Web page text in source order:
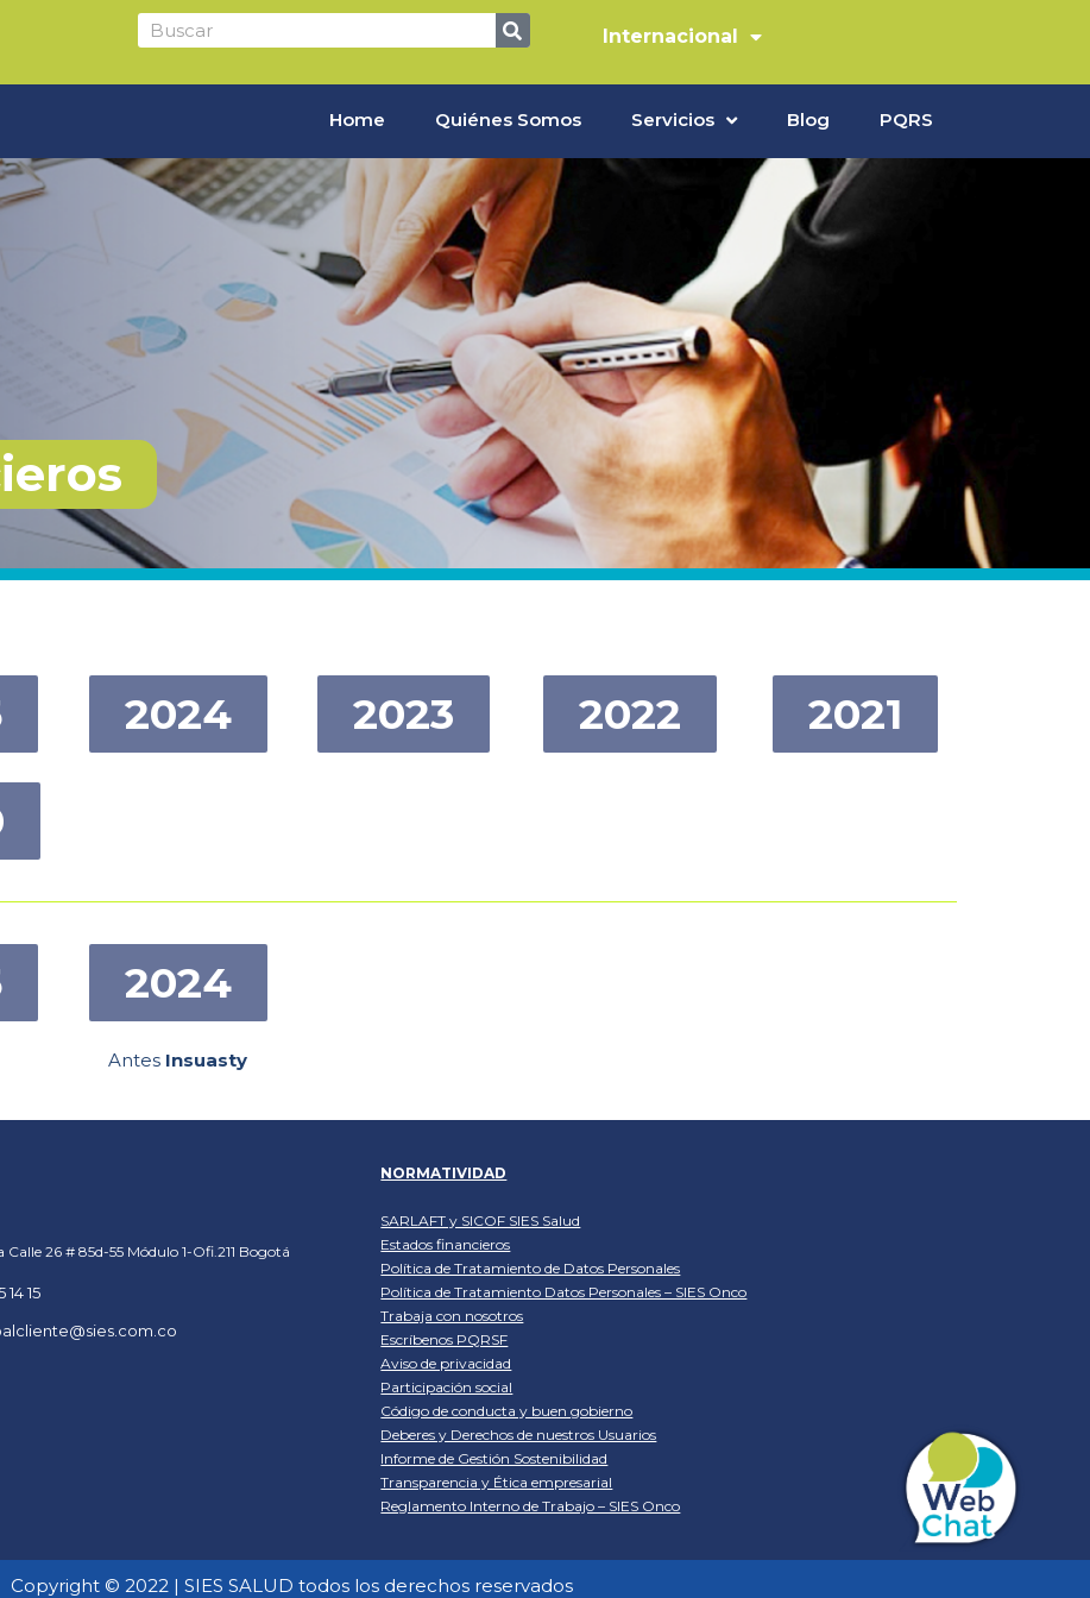
Internacional
Home Quiénes Somos Servicios Blog PQRS
2024 2023 2022 2021
2024
Antes Insuasty
Calle 26 # 85d-55 Módulo 1-Ofi.211 Bogotá
14 15
NORMATIVIDAD
SARLAFT y SICOF SIES Salud
Estados financieros
Política de Tratamiento de Datos Personales
Política de Tratamiento Datos Personales – SIES Onco
Trabaja con nosotros
Escríbenos PQRSF
Aviso de privacidad
Participación social
Código de conducta y buen gobierno
Deberes y Derechos de nuestros Usuarios
Informe de Gestión Sostenibilidad
Transparencia y Ética empresarial
Reglamento Interno de Trabajo – SIES Onco
Copyright © 2022 | SIES SALUD todos los derechos reservados